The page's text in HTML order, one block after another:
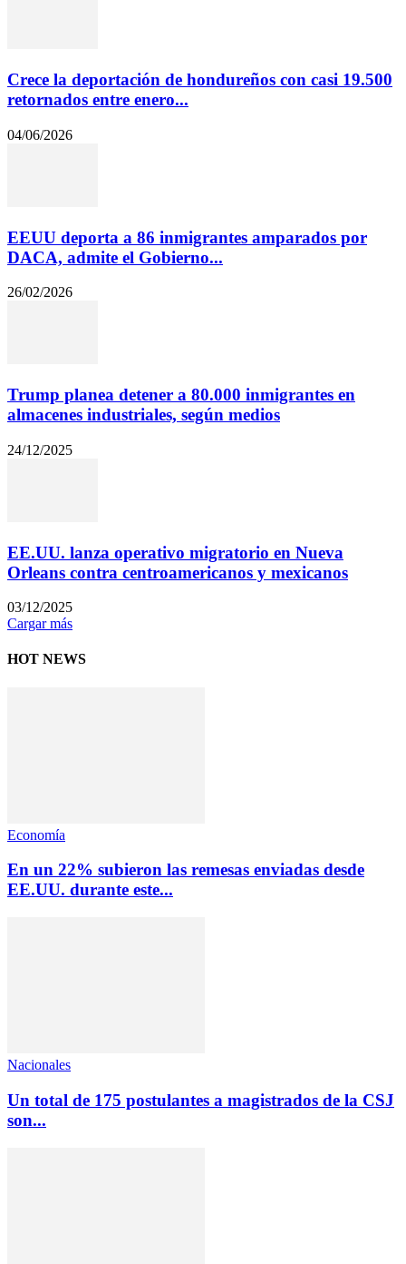
Crece la deportación de hondureños con casi 19.500
retornados entre enero...
04/06/2026
EEUU deporta a 86 inmigrantes amparados por
DACA, admite el Gobierno...
26/02/2026
Trump planea detener a 80.000 inmigrantes en
almacenes industriales, según medios
24/12/2025
EE.UU. lanza operativo migratorio en Nueva
Orleans contra centroamericanos y mexicanos
03/12/2025
Cargar más
HOT NEWS
Economía
En un 22% subieron las remesas enviadas desde
EE.UU. durante este...
Nacionales
Un total de 175 postulantes a magistrados de la CSJ
son...